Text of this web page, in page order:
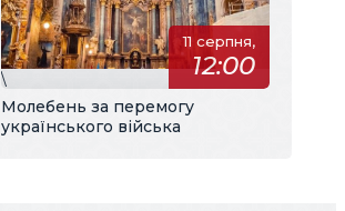
11 серпня,
12:00
\
Молебень за перемогу
українського війська